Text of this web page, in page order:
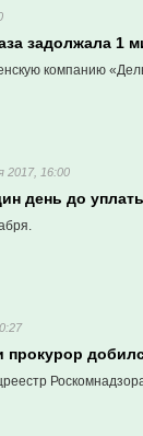
задолжала 1
компанию
2017, 16:00
день до
прокурор